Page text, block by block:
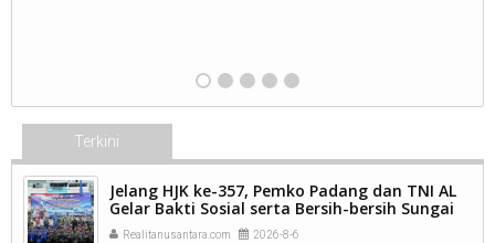
Terkini
Jelang HJK ke-357, Pemko Padang dan TNI AL
Gelar Bakti Sosial serta Bersih-bersih Sungai
Batang Arau.
Realitanusantara.com 2026-8-6